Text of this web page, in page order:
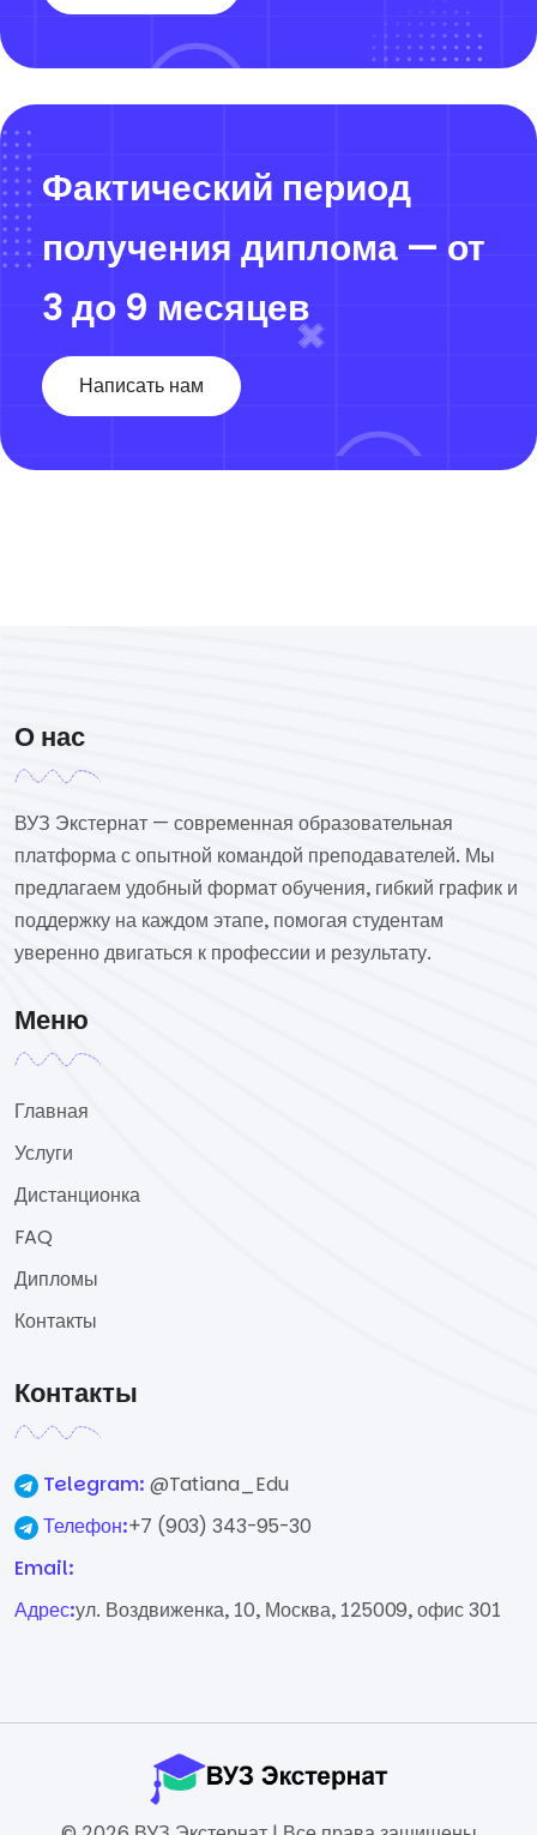
Фактический период
получения диплома — от
3 до 9 месяцев
Написать нам
О нас
ВУЗ Экстернат — современная образовательная
платформа с опытной командой преподавателей. Мы
предлагаем удобный формат обучения, гибкий график и
поддержку на каждом этапе, помогая студентам
уверенно двигаться к профессии и результату.
Меню
Главная
Услуги
Дистанционка
FAQ
Дипломы
Контакты
Контакты
Telegram: @Tatiana_Edu
Телефон:+7 (903) 343-95-30
Email:
Адрес:ул. Воздвиженка, 10, Москва, 125009, офис 301